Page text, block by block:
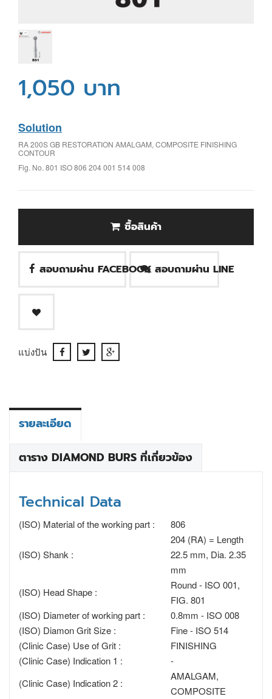
1,050 บาท
Solution
RA 200S GB RESTORATION AMALGAM, COMPOSITE FINISHING
CONTOUR
Fig. No. 801 ISO 806 204 001 514 008
ซื้อสินค้า
สอบถามผ่าน FACEBOOK สอบถามผ่าน LINE
แบ่งปัน
รายละเอียด
ตาราง DIAMOND BURS ที่เกี่ยวข้อง
Technical Data
(ISO) Material of the working part : 806
(ISO) Shank :
204 (RA) = Length
22.5 mm, Dia. 2.35
mm
(ISO) Head Shape :
Round - ISO 001,
FIG. 801
(ISO) Diameter of working part :
0.8mm - ISO 008
(ISO) Diamon Grit Size :
Fine - ISO 514
(Clinic Case) Use of Grit :
FINISHING
(Clinic Case) Indication 1 :
-
(Clinic Case) Indication 2 :
AMALGAM,
COMPOSITE